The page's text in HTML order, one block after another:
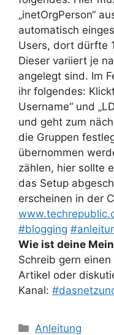
„inetOrgPerson“
automatisch
Users, dort dürfte
Dieser variiert je
angelegt sind. Im
ihr folgendes:
Username“ und
und geht zum
die Gruppen
übernommen
zählen, hier sollte
das Setup
erscheinen in der
#blogging
Wie ist deine
Schreib gern
Artikel oder
Kanal:
Kategorien
Anleitung